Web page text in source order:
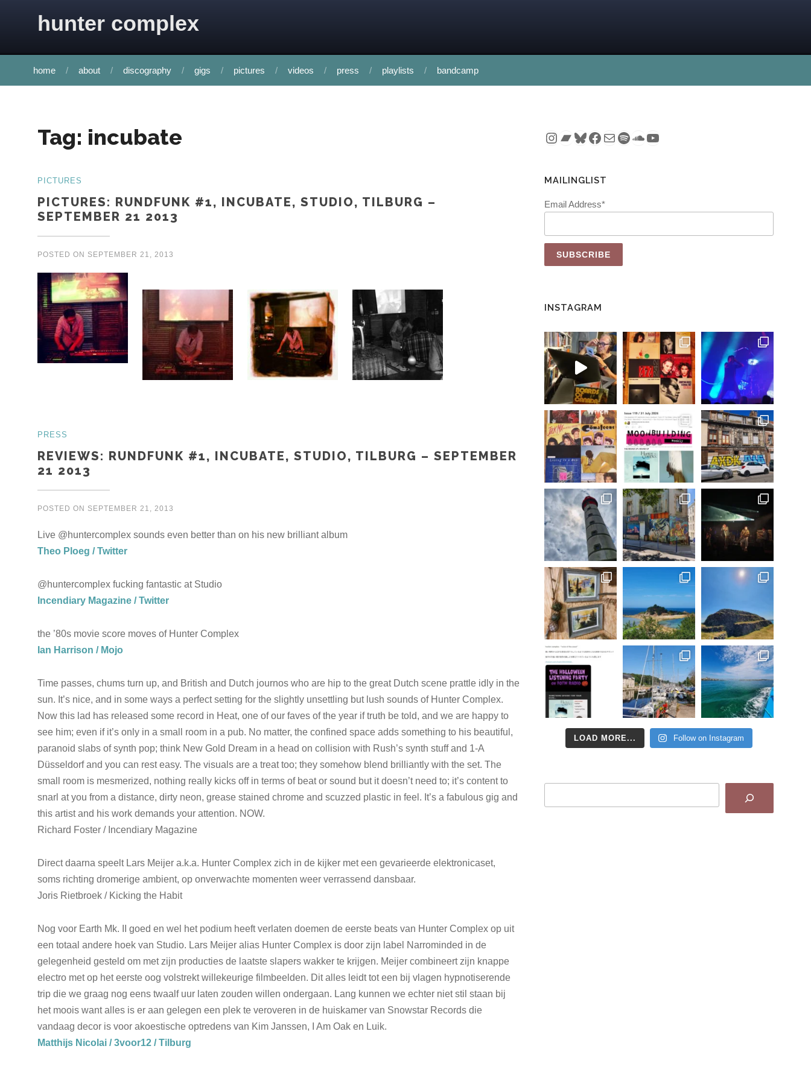
hunter complex
home about discography gigs pictures videos press playlists bandcamp
Tag: incubate
PICTURES
PICTURES: RUNDFUNK #1, INCUBATE, STUDIO, TILBURG –
SEPTEMBER 21 2013
POSTED ON SEPTEMBER 21, 2013
PRESS
REVIEWS: RUNDFUNK #1, INCUBATE, STUDIO, TILBURG – SEPTEMBER
21 2013
POSTED ON SEPTEMBER 21, 2013
Live @huntercomplex sounds even better than on his new brilliant album
Theo Ploeg / Twitter
@huntercomplex fucking fantastic at Studio
Incendiary Magazine / Twitter
the ’80s movie score moves of Hunter Complex
Ian Harrison / Mojo
Time passes, chums turn up, and British and Dutch journos who are hip to the great Dutch scene prattle idly in the
sun. It’s nice, and in some ways a perfect setting for the slightly unsettling but lush sounds of Hunter Complex.
Now this lad has released some record in Heat, one of our faves of the year if truth be told, and we are happy to
see him; even if it’s only in a small room in a pub. No matter, the confined space adds something to his beautiful,
paranoid slabs of synth pop; think New Gold Dream in a head on collision with Rush’s synth stuff and 1-A
Düsseldorf and you can rest easy. The visuals are a treat too; they somehow blend brilliantly with the set. The
small room is mesmerized, nothing really kicks off in terms of beat or sound but it doesn’t need to; it’s content to
snarl at you from a distance, dirty neon, grease stained chrome and scuzzed plastic in feel. It’s a fabulous gig and
this artist and his work demands your attention. NOW.
Richard Foster / Incendiary Magazine
Direct daarna speelt Lars Meijer a.k.a. Hunter Complex zich in de kijker met een gevarieerde elektronicaset,
soms richting dromerige ambient, op onverwachte momenten weer verrassend dansbaar.
Joris Rietbroek / Kicking the Habit
Nog voor Earth Mk. II goed en wel het podium heeft verlaten doemen de eerste beats van Hunter Complex op uit
een totaal andere hoek van Studio. Lars Meijer alias Hunter Complex is door zijn label Narrominded in de
gelegenheid gesteld om met zijn producties de laatste slapers wakker te krijgen. Meijer combineert zijn knappe
electro met op het eerste oog volstrekt willekeurige filmbeelden. Dit alles leidt tot een bij vlagen hypnotiserende
trip die we graag nog eens twaalf uur laten zouden willen ondergaan. Lang kunnen we echter niet stil staan bij
het moois want alles is er aan gelegen een plek te veroveren in de huiskamer van Snowstar Records die
vandaag decor is voor akoestische optredens van Kim Janssen, I Am Oak en Luik.
Matthijs Nicolai / 3voor12 / Tilburg
Instagram
Bandcamp
Bluesky
Facebook
MailSpotify
SoundCloud
YouTube
MAILINGLIST
Email Address*
INSTAGRAM
LOAD MORE... Follow on Instagram